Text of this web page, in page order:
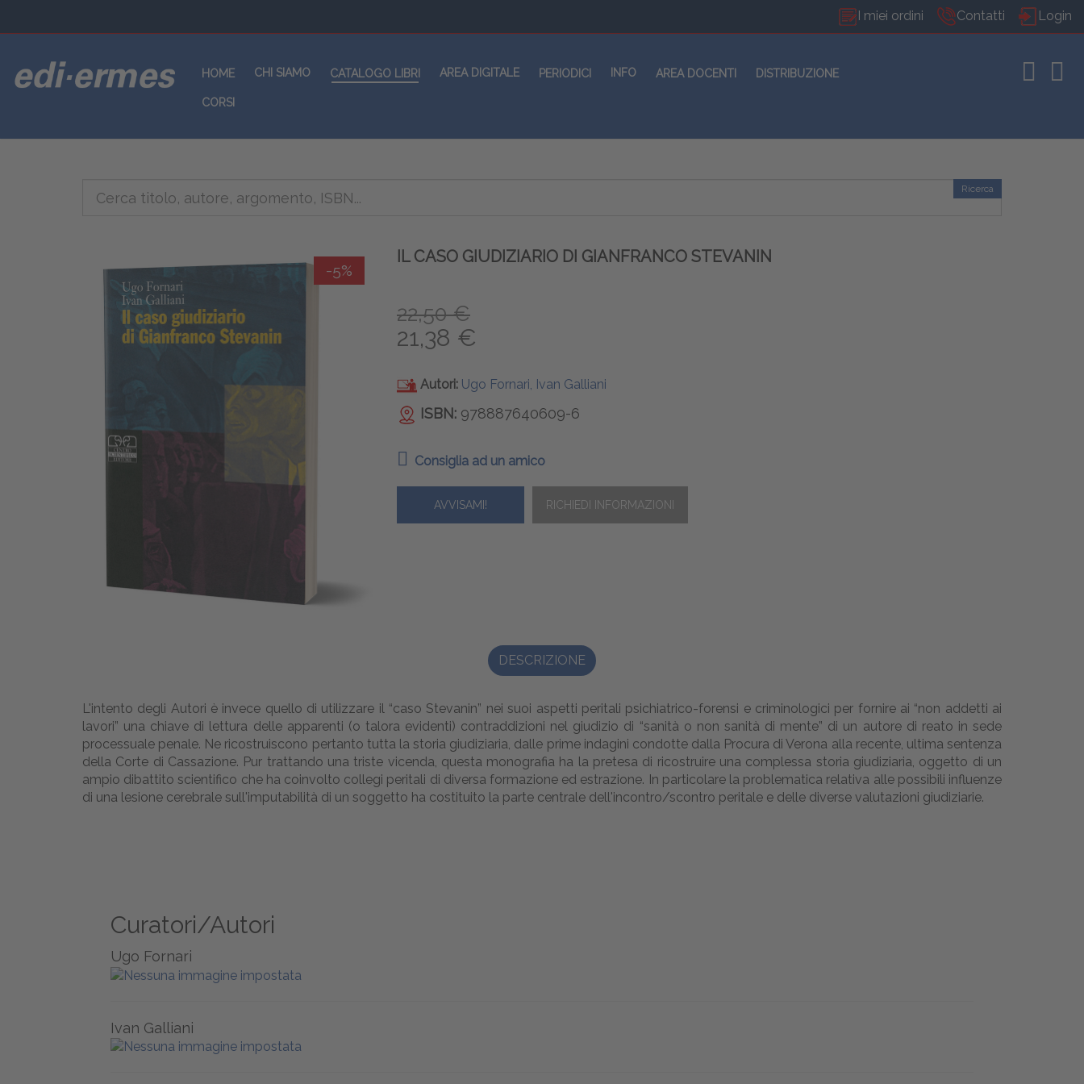
I miei ordini Contatti Login
HOME CHI SIAMO CATALOGO LIBRI AREA DIGITALE PERIODICI INFO AREA DOCENTI DISTRIBUZIONE
CORSI
Ricerca
-5%
IL CASO GIUDIZIARIO DI GIANFRANCO STEVANIN
22,50 €
21,38 €
Autori: Ugo Fornari, Ivan Galliani
ISBN: 978887640609-6
Consiglia ad un amico
AVVISAMI!
DESCRIZIONE
L'intento degli Autori è invece quello di utilizzare il “caso Stevanin” nei suoi aspetti peritali psichiatrico-forensi e criminologici per fornire ai “non addetti ai
lavori” una chiave di lettura delle apparenti (o talora evidenti) contraddizioni nel giudizio di “sanità o non sanità di mente” di un autore di reato in sede
processuale penale. Ne ricostruiscono pertanto tutta la storia giudiziaria, dalle prime indagini condotte dalla Procura di Verona alla recente, ultima sentenza
della Corte di Cassazione. Pur trattando una triste vicenda, questa monografia ha la pretesa di ricostruire una complessa storia giudiziaria, oggetto di un
ampio dibattito scientifico che ha coinvolto collegi peritali di diversa formazione ed estrazione. In particolare la problematica relativa alle possibili influenze
di una lesione cerebrale sull'imputabilità di un soggetto ha costituito la parte centrale dell'incontro/scontro peritale e delle diverse valutazioni giudiziarie.
Curatori/Autori
Ugo Fornari
Ivan Galliani